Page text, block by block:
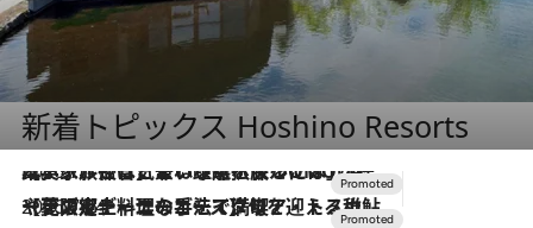
新着トピックス Hoshino Resorts
2026.7.31
【ホテル帰省】という選択肢をOMOが提案。家族とほどよい距離を保つには「昼は実家、夜は気兼ねなくホテルで！」
2026.7.24
【夏限定ディナーコース】旬を迎える稚鮎や花ズッキーニなどをイタリア・トスカーナの郷土料理の手法で満喫！